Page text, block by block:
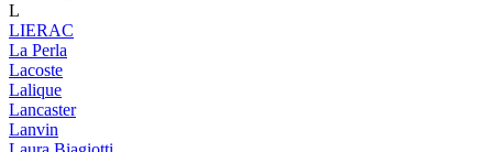
L
LIERAC
La Perla
Lacoste
Lalique
Lancaster
Lanvin